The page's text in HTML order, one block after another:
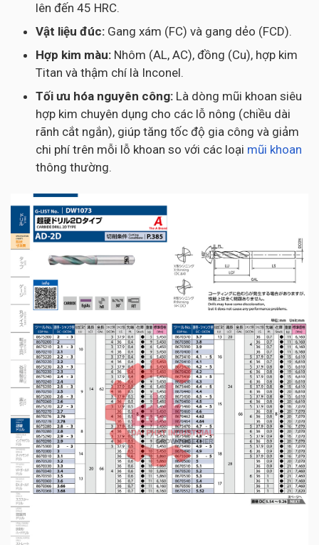
lên đến 45 HRC.
Vật liệu đúc: Gang xám (FC) và gang dẻo (FCD).
Hợp kim màu: Nhôm (AL, AC), đồng (Cu), hợp kim
Titan và thậm chí là Inconel.
Tối ưu hóa nguyên công: Là dòng mũi khoan siêu
hợp kim chuyên dụng cho các lỗ nông (chiều dài
rãnh cắt ngắn), giúp tăng tốc độ gia công và giảm
chi phí trên mỗi lỗ khoan so với các loại mũi khoan
thông thường.